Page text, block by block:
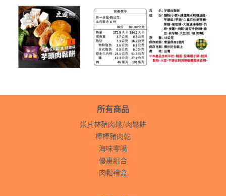
所有商品
米其林豬肉鬆⧸肉鬆餅
棒棒豬肉乾
海味零嘴
優惠組合
肉鬆禮盒